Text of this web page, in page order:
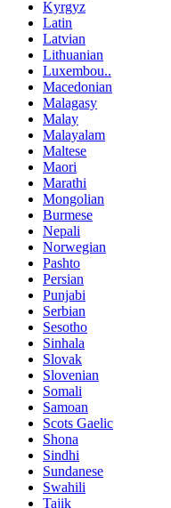
Kyrgyz
Latin
Latvian
Lithuanian
Luxembou..
Macedonian
Malagasy
Malay
Malayalam
Maltese
Maori
Marathi
Mongolian
Burmese
Nepali
Norwegian
Pashto
Persian
Punjabi
Serbian
Sesotho
Sinhala
Slovak
Slovenian
Somali
Samoan
Scots Gaelic
Shona
Sindhi
Sundanese
Swahili
Tajik